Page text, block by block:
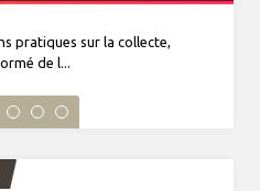
pratiques sur la collecte,
de l...